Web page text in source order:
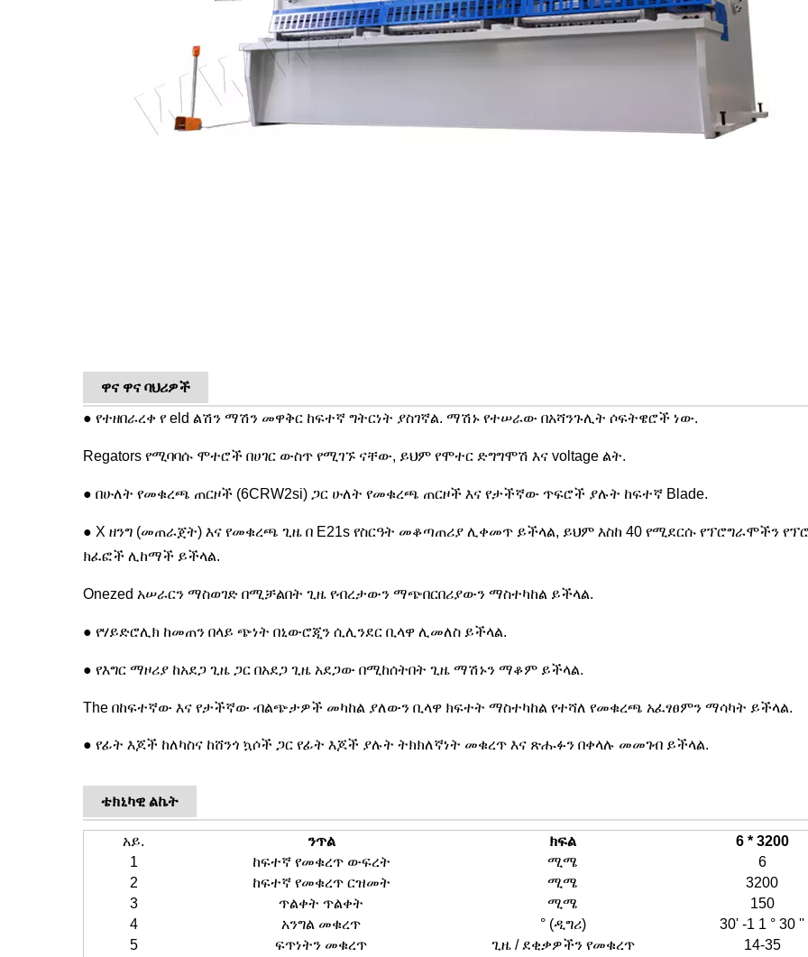
ዋና ዋና ባህሪዎች
● የተዘበራረቀ የ eld ልሽን ማሽን መዋቅር ከፍተኛ ግትርነት ያስገኛል. ማሽኑ የተሠራው በአሻንጉሊት ሶፍትዌሮች ነው.
Regators የሚባባሱ ሞተሮች በሀገር ውስጥ የሚገኙ ናቸው, ይህም የሞተር ድግግሞሽ እና voltage ልት.
● በሁለት የመቁረጫ ጠርዞች (6CRW2si) ጋር ሁለት የመቁረጫ ጠርዞች እና የታችኛው ጥፍሮች ያሉት ከፍተኛ Blade.
● X ዘንግ (መጠራጀት) እና የመቁረጫ ጊዜ በ E21s የስርዓት መቆጣጠሪያ ሊቀመጥ ይችላል, ይህም እስከ 40 የሚደርሱ የፕሮግራሞችን
ክፈፎች ሊከማች ይችላል.
Onezed አሠራርን ማስወገድ በሚቻልበት ጊዜ የብረታውን ማጭበርበሪያውን ማስተካከል ይችላል.
● የሃይድሮሊክ ከመጠን በላይ ጭነት በኒውሮጂን ሲሊንደር ቢላዋ ሊመለስ ይችላል.
● የእግር ማዞሪያ ከአደጋ ጊዜ ጋር በአደጋ ጊዜ አደጋው በሚከሰትበት ጊዜ ማሽኑን ማቆም ይችላል.
The በከፍተኛው እና የታችኛው ብልጭታዎች መካከል ያለውን ቢላዋ ክፍተት ማስተካከል የተሻለ የመቁረጫ አፈፃፀምን ማሳካት ይችላል.
● የፊት እጆች ከለካስና ከሸንጎ ኳሶች ጋር የፊት እጆች ያሉት ትክክለኛነት መቁረጥ እና ጽሑፉን በቀላሉ መመገብ ይችላል.
ቴክኒካዊ ልኬት
አይ. ንጥል ክፍል
6 * 3200
1
ከፍተኛ የመቁረጥ ውፍረት ሚሜ
6
2
ከፍተኛ የመቁረጥ ርዝመት ሚሜ
3200
3
ጥልቀት ጥልቀት ሚሜ
150
4
አንግል መቁረጥ ° (ዲግሪ)
30' -1 1 ° 30 ''
5
ፍጥነትን መቁረጥ ጊዜ / ደቂቃዎችን የመቁረጥ
14-35